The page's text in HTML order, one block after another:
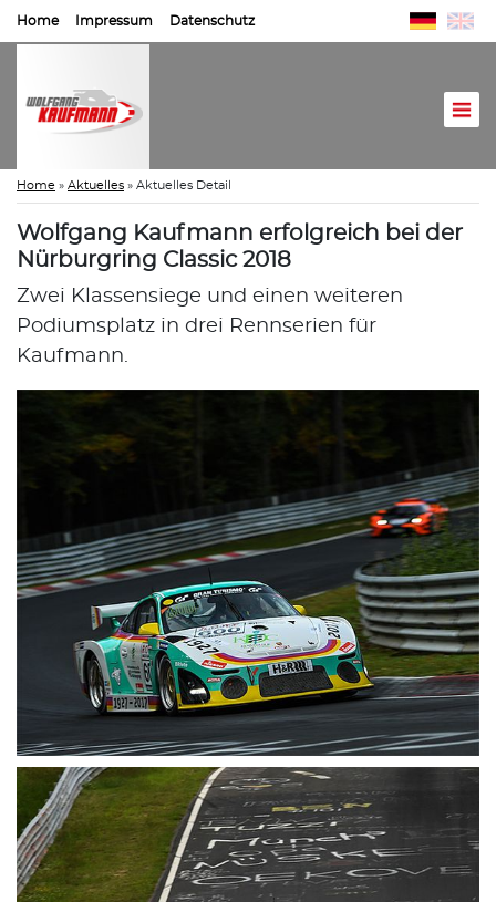
Home Impressum Datenschutz
Home » Aktuelles » Aktuelles Detail
Wolfgang Kaufmann erfolgreich bei der
Nürburgring Classic 2018
Zwei Klassensiege und einen weiteren
Podiumsplatz in drei Rennserien für
Kaufmann.